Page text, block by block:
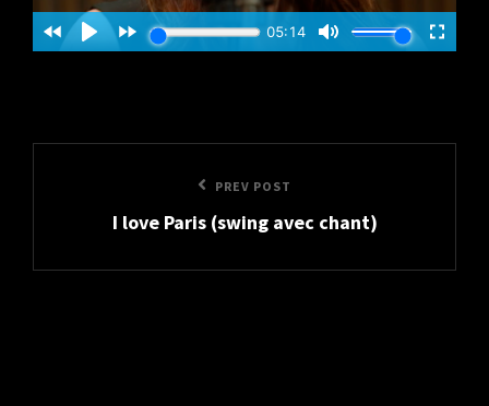
navigation
PREV POST
I love Paris (swing avec chant)